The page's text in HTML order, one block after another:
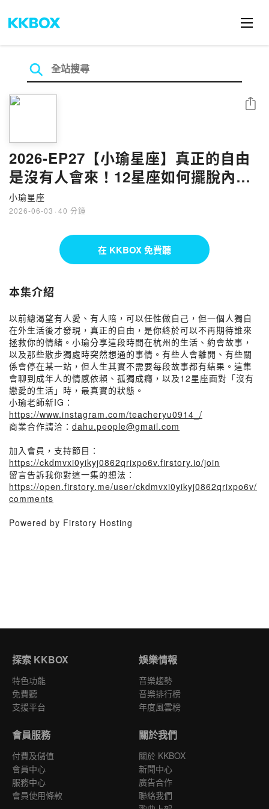
2026-EP27【小瑜星座】真正的自由
是沒有人會來！12星座如何擺脫內
耗？
小瑜星座
2026-06-03 · 40 分鐘
分享
在 KKBOX 免費聽
本集介紹
以前總渴望有人愛、有人陪，可以任性做自己，但一個人獨自
在外生活後才發現，真正的自由，是你終於可以不再期待誰來
拯救你的情緒。小瑜分享這段時間在杭州的生活、約會故事，
以及那些散步獨處時突然想通的事情。有些人會離開、有些關
係會停在某一站，但人生其實不需要每段故事都有結果。這集
會聊到成年人的情感依賴、孤獨成癮，以及12星座面對「沒有
戀愛的生活」時，最真實的狀態。
小瑜老師新IG：
https://www.instagram.com/teacheryu0914_/
商業合作請洽： dahu.people@gmail.com
加入會員，支持節目：
https://ckdmvxi0yikyj0862qrixpo6v.firstory.io/join
留言告訴我你對這一集的想法：
https://open.firstory.me/user/ckdmvxi0yikyj0862qrixpo6v/
comments
Powered by Firstory Hosting
探索 KKBOX
特色功能
免費聽
支援平台
娛樂情報
音樂趨勢
音樂排行榜
年度風雲榜
會員服務
付費及儲值
會員中心
服務中心
會員使用條款
關於我們
關於 KKBOX
新聞中心
廣告合作
聯絡我們